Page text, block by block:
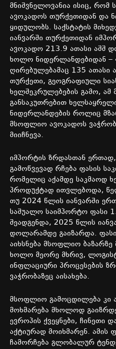
მნიშვნელოვანია ისიც, რომ
ავოკადოს თურქეთიდან და
ყიდულობს. საქსტატის
იანვარში თურქეთიდან
ავოკადო 213.9 ათასი აშშ
ხოლო ნიდერლანდებიდან –
ღირებულებამაც 135 ათასი
თურქეთი, გეოგრაფიული
ხელშეკრულებების გამო, ამ
განსაკუთრებით
ნიდერლანდების როლიც
მსოფლიო ავოკადოს
მიიჩნევა.
იმპორტის ზრდასთან ერთად,
გამოწვევად რჩება ფასის
რომელიც აქამდე საკმაოდ
პროდუქტად ითვლებოდა,
თუ 2024 წლის იანვარში
საშუალო საიმპორტო ფასი
შეადგენდა, 2025 წლის
დოლარამდე გაიზარდა.
აიხსნება მსოფლიო ბაზარზე
ხოლო მეორე მხრივ,
ინფლაციური პროცესების
ვაჭრობაზეც აისახება.
მსოფლიო გამოცდილება კი
მოხმარება მხოლოდ
ევროპის ქვეყნები, ჩინეთი
აქტიურად მოიხმარენ. ამის
ჩამორჩება გლობალურ